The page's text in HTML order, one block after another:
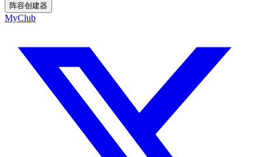
阵容创建器
MyClub